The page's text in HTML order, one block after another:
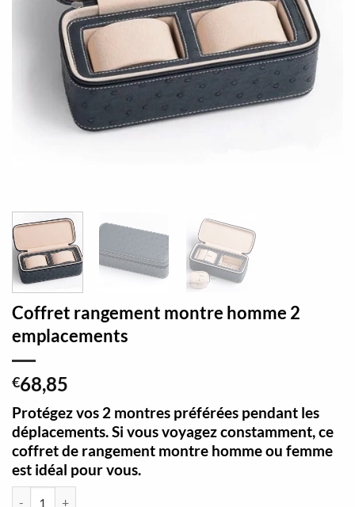
Coffret rangement montre homme 2
emplacements
€68,85
Protégez vos 2 montres préférées pendant les
déplacements. Si vous voyagez constamment, ce
coffret de rangement montre homme ou femme
est idéal pour vous.